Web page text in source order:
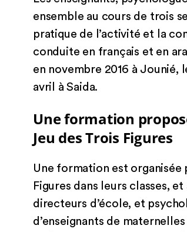
ensemble au cours de trois
pratique de l’activité et la
conduite en français et en
en novembre 2016 à Jounié,
avril à Saida.
Une formation
Jeu des Trois Figures
Une formation est organisée
Figures dans leurs classes,
directeurs d’école, et
d’enseignants de